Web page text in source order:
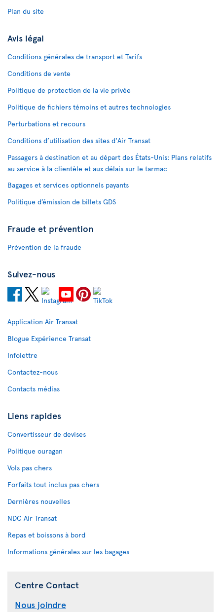
Plan du site
Avis légal
Conditions générales de transport et Tarifs
Conditions de vente
Politique de protection de la vie privée
Politique de fichiers témoins et autres technologies
Perturbations et recours
Conditions d’utilisation des sites d'Air Transat
Passagers à destination et au départ des États-Unis: Plans relatifs
au service à la clientèle et aux délais sur le tarmac
Bagages et services optionnels payants
Politique d’émission de billets GDS
Fraude et prévention
Prévention de la fraude
Suivez-nous
Application Air Transat
Blogue Expérience Transat
Infolettre
Contactez-nous
Contacts médias
Liens rapides
Convertisseur de devises
Politique ouragan
Vols pas chers
Forfaits tout inclus pas chers
Dernières nouvelles
NDC Air Transat
Repas et boissons à bord
Informations générales sur les bagages
Centre Contact
Nous joindre